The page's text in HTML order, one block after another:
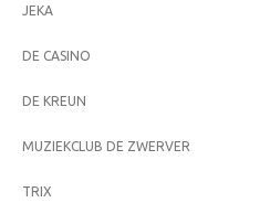
JEKA
DE CASINO
DE KREUN
MUZIEKCLUB DE ZWERVER
TRIX